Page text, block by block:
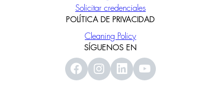
Solicitar credenciales
POLÍTICA DE PRIVACIDAD
Cleaning Policy
SÍGUENOS EN